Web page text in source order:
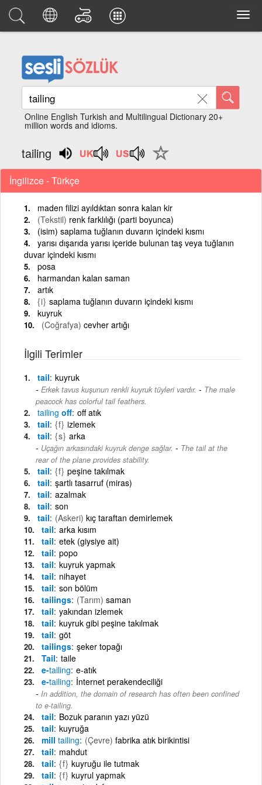
Online English Turkish and Multilingual Dictionary 20+
million words and idioms.
tailing
İngilizce - Türkçe
maden filizi ayıldıktan sonra kalan kir
(Tekstil) renk farklılığı (parti boyunca)
(isim) saplama tuğlanın duvarın içindeki kısmı
yarısı dışarıda yarısı içeride bulunan taş veya tuğlanın
duvar içindeki kısmı
posa
harmandan kalan saman
artık
{i} saplama tuğlanın duvarın içindeki kısmı
kuyruk
(Coğrafya) cevher artığı
İlgili Terimler
tail kuyruk
Erkek tavus kuşunun renkli kuyruk tüyleri vardır. - The male
peacock has colorful tail feathers.
tailing off off atık
tail {f} izlemek
tail {s} arka
Uçağın arkasındaki kuyruk denge sağlar. - The tail at the
rear of the plane provides stability.
tail {f} peşine takılmak
tail şartlı tasarruf (miras)
tail azalmak
tail son
tail (Askeri) kıç taraftan demirlemek
tail arka kısım
tail etek (giysiye ait)
tail popo
tail kuyruk yapmak
tail nihayet
tail son bölüm
tailings (Tarım) saman
tail yakından izlemek
tail kuyruk gibi peşine takılmak
tail göt
tailings şeker topağı
Tail taile
e-tailing e-atık
e-tailing İnternet perakendeciliği
In addition, the domain of research has often been confined
to e-tailing.
tail Bozuk paranın yazı yüzü
tail kuyruğa
mill tailing (Çevre) fabrika atık birikintisi
tail mahdut
tail {f} kuyruğu ile tutmak
tail {f} kuyrul yapmak